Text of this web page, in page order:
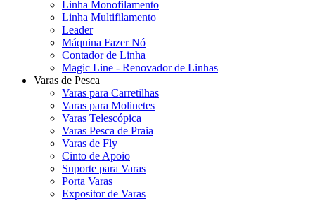
Linha Monofilamento
Linha Multifilamento
Leader
Máquina Fazer Nó
Contador de Linha
Magic Line - Renovador de Linhas
Varas de Pesca
Varas para Carretilhas
Varas para Molinetes
Varas Telescópica
Varas Pesca de Praia
Varas de Fly
Cinto de Apoio
Suporte para Varas
Porta Varas
Expositor de Varas